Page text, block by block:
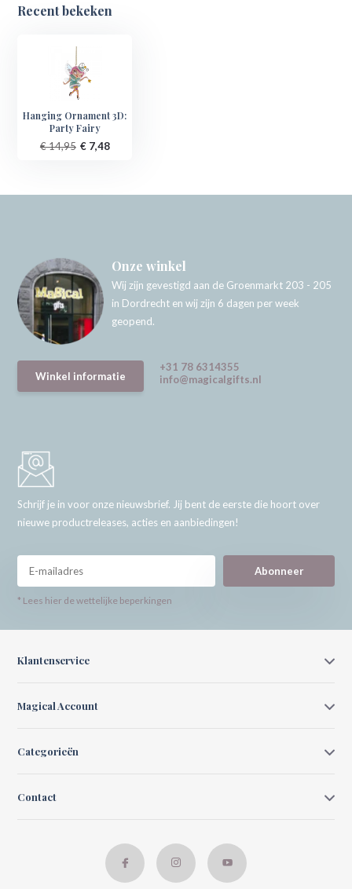
Recent bekeken
Hanging Ornament 3D:
Party Fairy
€ 14,95 € 7,48
Onze winkel
Wij zijn gevestigd aan de Groenmarkt 203 - 205
in Dordrecht en wij zijn 6 dagen per week
geopend.
Winkel informatie
+31 78 6314355
info@magicalgifts.nl
Schrijf je in voor onze nieuwsbrief. Jij bent de eerste die hoort over
nieuwe productreleases, acties en aanbiedingen!
Abonneer
* Lees hier de wettelijke beperkingen
Klantenservice
Magical Account
Categorieën
Contact